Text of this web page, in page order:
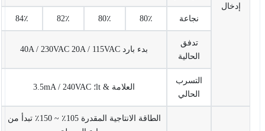
إدخال
نجاعة 80٪ 80٪ 82٪ 84٪
تدفق
الحالية
بدء بارد 40A / 230VAC 20A / 115VAC
التسرب
الحالي
العلامة & lt؛ 3.5mA / 240VAC
الطاقة الانتاجية المقدرة 105٪ ~ 150٪ تبدأ من